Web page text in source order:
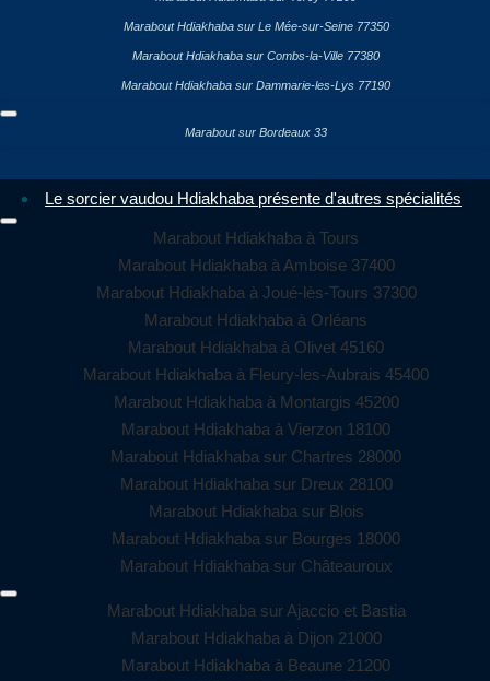
Marabout Hdiakhaba sur Le Mée-sur-Seine 77350
Marabout Hdiakhaba sur Combs-la-Ville 77380
Marabout Hdiakhaba sur Dammarie-les-Lys 77190
Marabout sur Bordeaux 33
Le sorcier vaudou Hdiakhaba présente d'autres spécialités
Marabout Hdiakhaba à Tours
Marabout Hdiakhaba à Amboise 37400
Marabout Hdiakhaba à Joué-lès-Tours 37300
Marabout Hdiakhaba à Orléans
Marabout Hdiakhaba à Olivet 45160
Marabout Hdiakhaba à Fleury-les-Aubrais 45400
Marabout Hdiakhaba à Montargis 45200
Marabout Hdiakhaba à Vierzon 18100
Marabout Hdiakhaba sur Chartres 28000
Marabout Hdiakhaba sur Dreux 28100
Marabout Hdiakhaba sur Blois
Marabout Hdiakhaba sur Bourges 18000
Marabout Hdiakhaba sur Châteauroux
Marabout Hdiakhaba sur Ajaccio et Bastia
Marabout Hdiakhaba à Dijon 21000
Marabout Hdiakhaba à Beaune 21200